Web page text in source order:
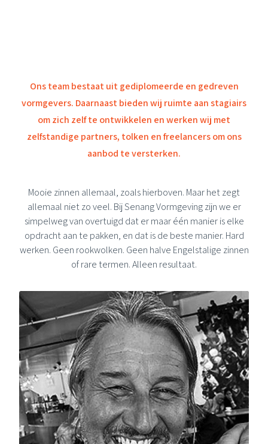
Ons team bestaat uit gediplomeerde en gedreven
vormgevers. Daarnaast bieden wij ruimte aan stagiairs
om zich zelf te ontwikkelen en werken wij met
zelfstandige partners, tolken en freelancers om ons
aanbod te versterken.
Mooie zinnen allemaal, zoals hierboven. Maar het zegt
allemaal niet zo veel. Bij Senang Vormgeving zijn we er
simpelweg van overtuigd dat er maar één manier is elke
opdracht aan te pakken, en dat is de beste manier. Hard
werken. Geen rookwolken. Geen halve Engelstalige zinnen
of rare termen. Alleen resultaat.